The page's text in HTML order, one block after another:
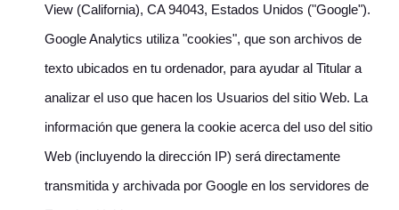
View (California), CA 94043, Estados Unidos ("Google").
Google Analytics utiliza "cookies", que son archivos de
texto ubicados en tu ordenador, para ayudar al Titular a
analizar el uso que hacen los Usuarios del sitio Web. La
información que genera la cookie acerca del uso del sitio
Web (incluyendo la dirección IP) será directamente
transmitida y archivada por Google en los servidores de